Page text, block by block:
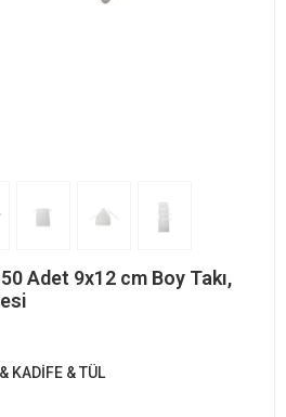
Adet 9x12 cm Boy Takı,
KADİFE & TÜL